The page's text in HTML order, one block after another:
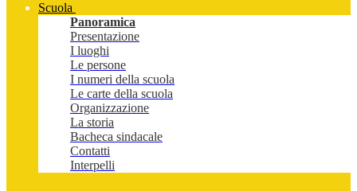
Scuola
Panoramica
Presentazione
I luoghi
Le persone
I numeri della scuola
Le carte della scuola
Organizzazione
La storia
Bacheca sindacale
Contatti
Interpelli